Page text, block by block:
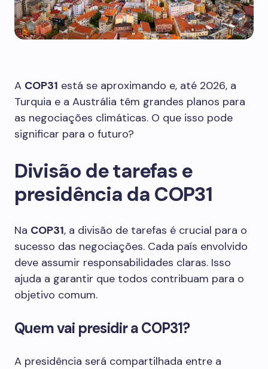
A COP31 está se aproximando e, até 2026, a
Turquia e a Austrália têm grandes planos para
as negociações climáticas. O que isso pode
significar para o futuro?
Divisão de tarefas e
presidência da COP31
Na COP31, a divisão de tarefas é crucial para o
sucesso das negociações. Cada país envolvido
deve assumir responsabilidades claras. Isso
ajuda a garantir que todos contribuam para o
objetivo comum.
Quem vai presidir a COP31?
A presidência será compartilhada entre a